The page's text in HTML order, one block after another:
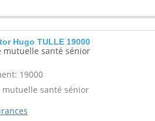
Hugo TULLE 19000
mutuelle santé sénior
19000
santé sénior